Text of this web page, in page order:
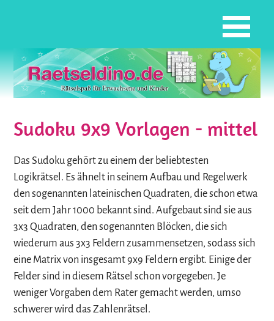
Sudoku 9x9 Vorlagen - mittel
Das Sudoku gehört zu einem der beliebtesten
Logikrätsel. Es ähnelt in seinem Aufbau und Regelwerk
den sogenannten lateinischen Quadraten, die schon etwa
seit dem Jahr 1000 bekannt sind. Aufgebaut sind sie aus
3x3 Quadraten, den sogenannten Blöcken, die sich
wiederum aus 3x3 Feldern zusammensetzen, sodass sich
eine Matrix von insgesamt 9x9 Feldern ergibt. Einige der
Felder sind in diesem Rätsel schon vorgegeben. Je
weniger Vorgaben dem Rater gemacht werden, umso
schwerer wird das Zahlenrätsel.